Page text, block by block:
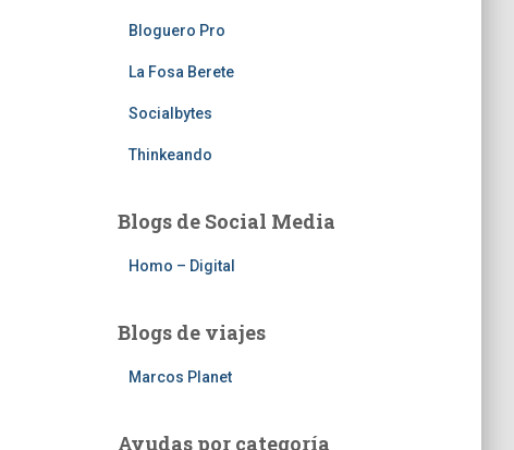
Bloguero Pro
La Fosa Berete
Socialbytes
Thinkeando
Blogs de Social Media
Homo – Digital
Blogs de viajes
Marcos Planet
Ayudas por categoría